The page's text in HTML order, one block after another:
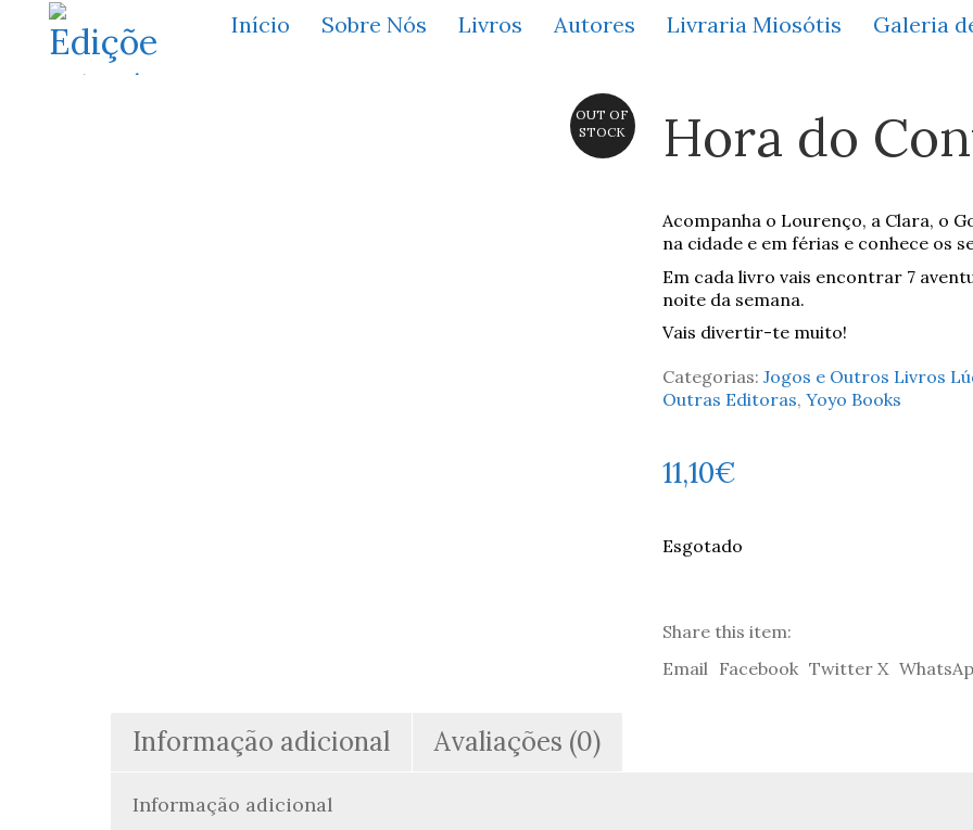
Início Sobre Nós Livros Autores Livraria Miosótis Galeria
OUT OF
STOCK
Hora do
Acompanha o Lourenço, a Clara, o
na cidade e em férias e conhece os
Em cada livro vais encontrar 7
noite da semana.
Vais divertir-te muito!
Categorias: Jogos e Outros Livros
Outras Editoras, Yoyo Books
11,10€
Esgotado
Share this item:
Email Facebook Twitter X
Informação adicional Avaliações (0)
Informação adicional